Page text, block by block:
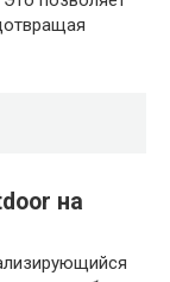
на